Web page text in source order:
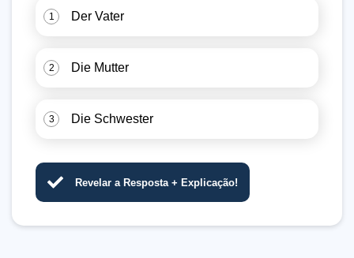
1 Der Vater
2 Die Mutter
3 Die Schwester
Revelar a Resposta + Explicação!